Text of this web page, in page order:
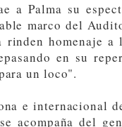
a Palma su
marco del
homenaje a
en su
un loco".
e internacional
acompaña del